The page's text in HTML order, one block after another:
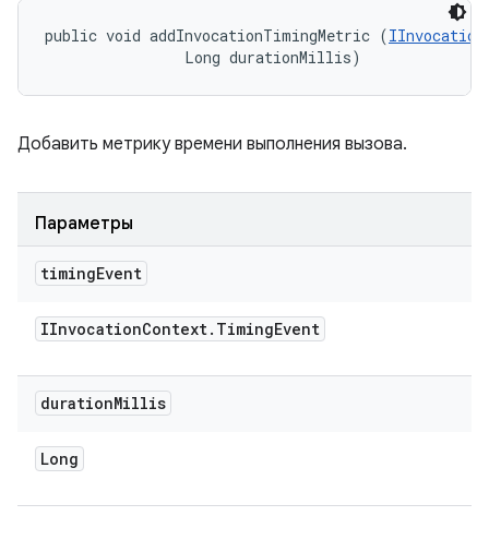
public void addInvocationTimingMetric (
                Long durationMillis)
Добавить метрику времени выполнения вызова.
Параметры
timingEvent
IInvocationContext. TimingEvent
durationMillis
Long